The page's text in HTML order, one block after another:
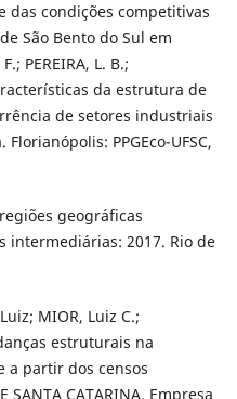
das condições competitivas
São Bento do Sul em
PEREIRA, L. B.;
da estrutura de
de setores industriais
PPGEco-UFSC,
geográficas
intermediárias: 2017. Rio de
MIOR, Luiz C.;
estruturais na
a partir dos censos
SANTA CATARINA. Empresa